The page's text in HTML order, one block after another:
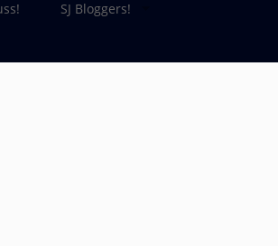
SJ Bloggers!